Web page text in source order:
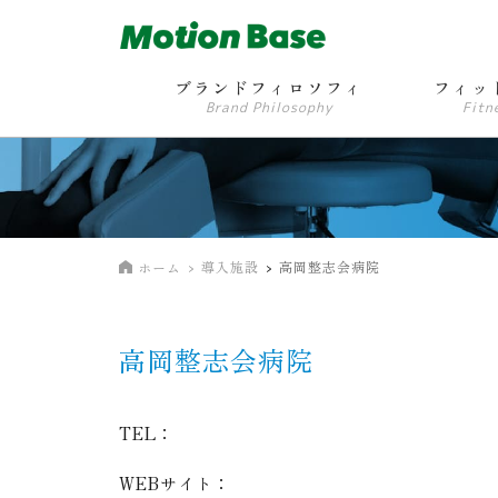
ブランドフィロソフィ
Brand Philosophy
フィッ
ホーム 導入施設 高岡整志会病院
高岡整志会病院
TEL：
WEBサイト：